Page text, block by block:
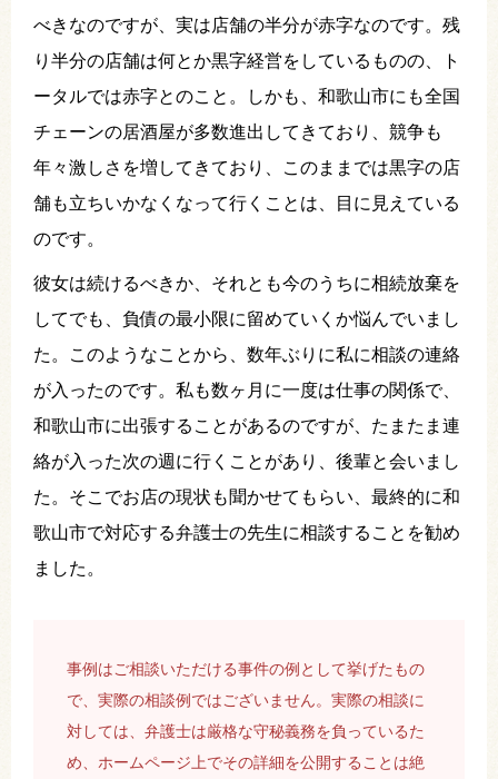
べきなのですが、実は店舗の半分が赤字なのです。残
り半分の店舗は何とか黒字経営をしているものの、ト
ータルでは赤字とのこと。しかも、和歌山市にも全国
チェーンの居酒屋が多数進出してきており、競争も
年々激しさを増してきており、このままでは黒字の店
舗も立ちいかなくなって行くことは、目に見えている
のです。
彼女は続けるべきか、それとも今のうちに相続放棄を
してでも、負債の最小限に留めていくか悩んでいまし
た。このようなことから、数年ぶりに私に相談の連絡
が入ったのです。私も数ヶ月に一度は仕事の関係で、
和歌山市に出張することがあるのですが、たまたま連
絡が入った次の週に行くことがあり、後輩と会いまし
た。そこでお店の現状も聞かせてもらい、最終的に和
歌山市で対応する弁護士の先生に相談することを勧め
ました。
事例はご相談いただける事件の例として挙げたもの
で、実際の相談例ではございません。実際の相談に
対しては、弁護士は厳格な守秘義務を負っているた
め、ホームページ上でその詳細を公開することは絶